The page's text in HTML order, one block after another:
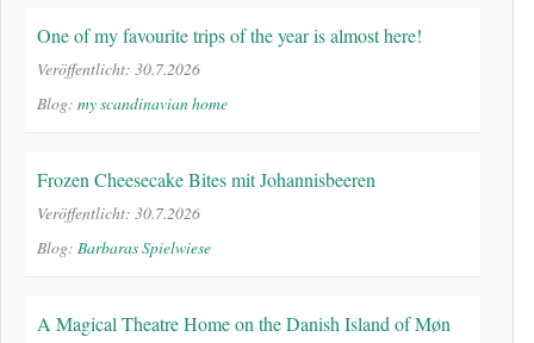
One of my favourite trips of the year is almost here!
Veröffentlicht: 30.7.2026
Blog: my scandinavian home
Frozen Cheesecake Bites mit Johannisbeeren
Veröffentlicht: 30.7.2026
Blog: Barbaras Spielwiese
A Magical Theatre Home on the Danish Island of Møn